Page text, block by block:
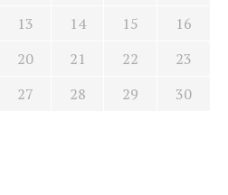
13 14 15
16
20 21 22
23
27 28 29
30